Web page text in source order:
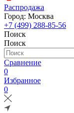
Распродажа
Город: Москва
+7 (499) 288-85-56
Поиск
Поиск
Сравнение
0
Избранное
0